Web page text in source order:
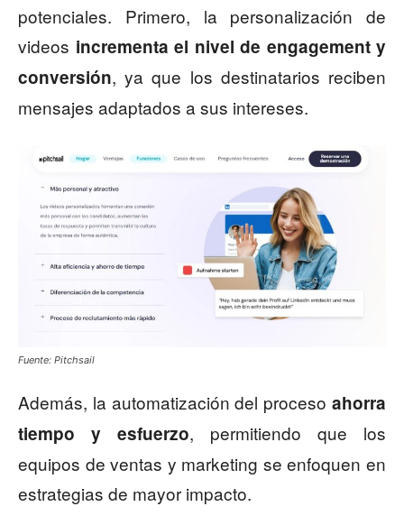
potenciales. Primero, la personalización de
videos incrementa el nivel de engagement y
conversión, ya que los destinatarios reciben
mensajes adaptados a sus intereses.
Fuente: Pitchsail
Además, la automatización del proceso ahorra
tiempo y esfuerzo, permitiendo que los
equipos de ventas y marketing se enfoquen en
estrategias de mayor impacto.